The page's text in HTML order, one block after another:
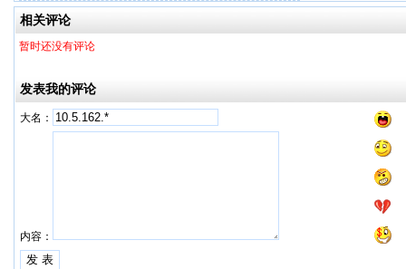
相关评论
暂时还没有评论
发表我的评论
大名：
内容：